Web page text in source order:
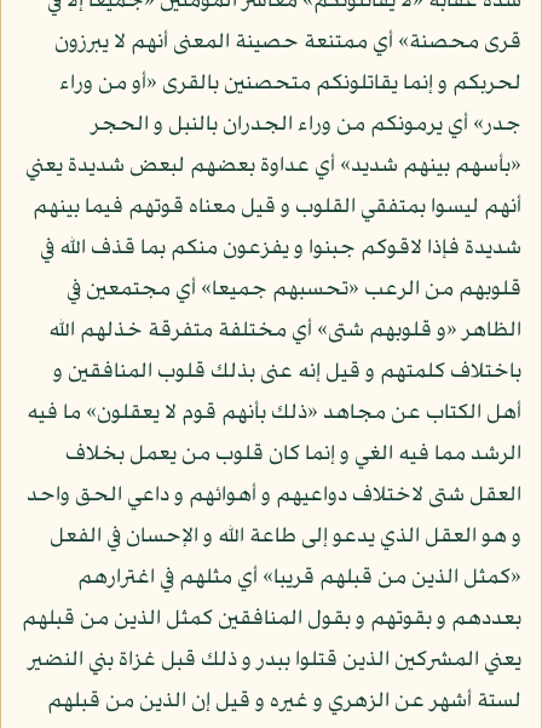
قرى محصنة» أي ممتنعة حصينة المعنى أنهم لا يبرزون
لحربكم و إنما يقاتلونكم متحصنين بالقرى «أو من وراء
جدر» أي يرمونكم من وراء الجدران بالنبل و الحجر
«بأسهم بينهم شديد» أي عداوة بعضهم لبعض شديدة يعني
أنهم ليسوا بمتفقي القلوب و قيل معناه قوتهم فيما بينهم
شديدة فإذا لاقوكم جبنوا و يفزعون منكم بما قذف الله في
قلوبهم من الرعب «تحسبهم جميعا» أي مجتمعين في
الظاهر «و قلوبهم شتى» أي مختلفة متفرقة خذلهم الله
باختلاف كلمتهم و قيل إنه عنى بذلك قلوب المنافقين و
أهل الكتاب عن مجاهد «ذلك بأنهم قوم لا يعقلون» ما فيه
الرشد مما فيه الغي و إنما كان قلوب من يعمل بخلاف
العقل شتى لاختلاف دواعيهم و أهوائهم و داعي الحق واحد
و هو العقل الذي يدعو إلى طاعة الله و الإحسان في الفعل
«كمثل الذين من قبلهم قريبا» أي مثلهم في اغترارهم
بعددهم و بقوتهم و بقول المنافقين كمثل الذين من قبلهم
يعني المشركين الذين قتلوا ببدر و ذلك قبل غزاة بني النضير
لستة أشهر عن الزهري و غيره و قيل إن الذين من قبلهم